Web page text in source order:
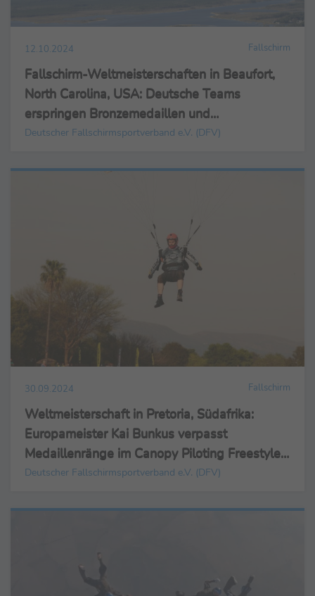
12.10.2024 Fallschirm
Fallschirm-Weltmeisterschaften in Beaufort,
North Carolina, USA: Deutsche Teams
erspringen Bronzemedaillen und
Europarekorde
Deutscher Fallschirmsportverband e.V. (DFV)
30.09.2024 Fallschirm
Weltmeisterschaft in Pretoria, Südafrika:
Europameister Kai Bunkus verpasst
Medaillenränge im Canopy Piloting Freestyle
als WM-Vierter knapp
Deutscher Fallschirmsportverband e.V. (DFV)